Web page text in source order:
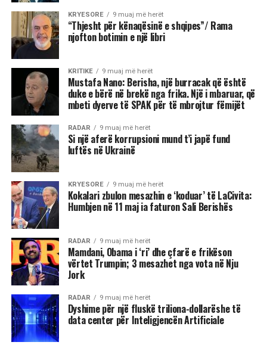
KRYESORE 9 muaj më herët
“Thjesht për kënaqësinë e shqipes”/ Rama
njofton botimin e një libri
KRITIKE 9 muaj më herët
Mustafa Nano: Berisha, një burracak që është
duke e bërë në brekë nga frika. Një i mbaruar, që
mbeti dyerve të SPAK për të mbrojtur fëmijët
RADAR 9 muaj më herët
Si një aferë korrupsioni mund t’i japë fund
luftës në Ukrainë
KRYESORE 9 muaj më herët
Kokalari zbulon mesazhin e ‘koduar’ të LaCivita:
Humbjen në 11 maj ia faturon Sali Berishës
RADAR 9 muaj më herët
Mamdani, Obama i ‘ri’ dhe çfarë e frikëson
vërtet Trumpin; 3 mesazhet nga vota në Nju
Jork
RADAR 9 muaj më herët
Dyshime për një fluskë triliona-dollarëshe të
data center për Inteligjencën Artificiale